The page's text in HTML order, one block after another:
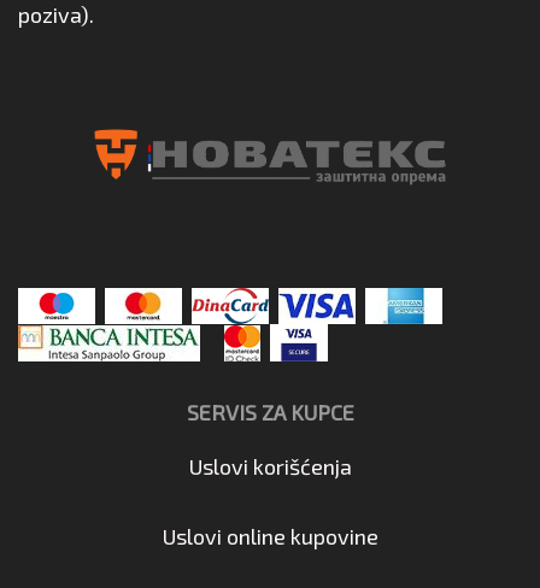
poziva).
SERVIS ZA KUPCE
Uslovi korišćenja
Uslovi online kupovine